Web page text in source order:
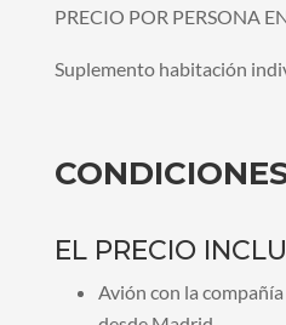
PRECIO POR PERSONA
Suplemento habitación
EL PRECIO
Avión con la